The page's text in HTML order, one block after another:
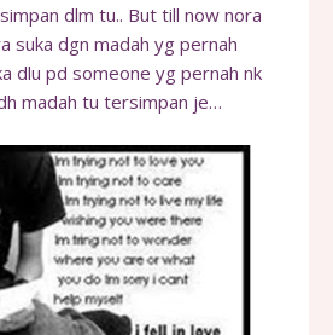
dlm tu.. But till now nora
suka dgn madah yg pernah
dlu pd someone yg pernah nk
madah tu tersimpan je…